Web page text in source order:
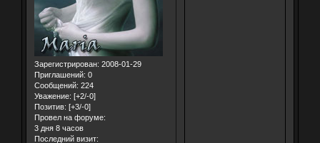
Зарегистрирован: 2008-01-29
Приглашений: 0
Сообщений: 224
Уважение: [+2/-0]
Позитив: [+3/-0]
Провел на форуме:
3 дня 8 часов
Последний визит: